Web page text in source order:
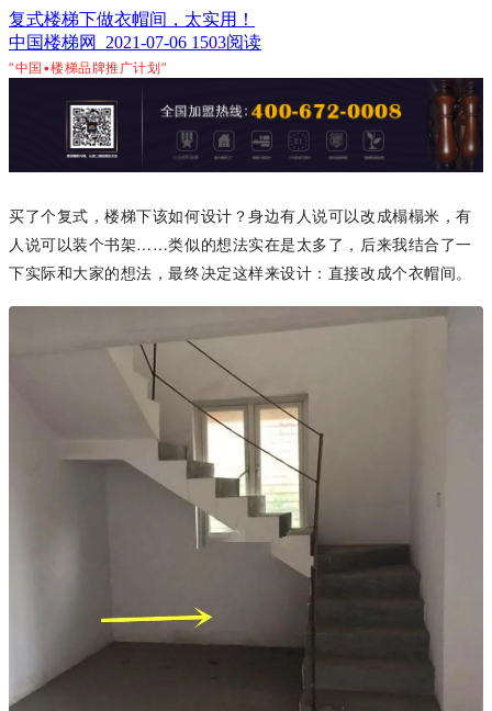
复式楼梯下做衣帽间，太实用！
中国楼梯网 2021-07-06 1503阅读
“中国•楼梯品牌推广计划”
买了个复式，楼梯下该如何设计？身边有人说可以改成榻榻米，有
人说可以装个书架……类似的想法实在是太多了，后来我结合了一
下实际和大家的想法，最终决定这样来设计：直接改成个衣帽间。